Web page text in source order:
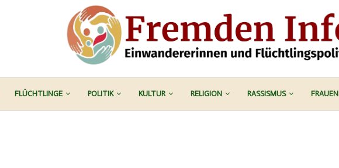
FLÜCHTLINGE POLITIK KULTUR RELIGION RASSISMUS FRAUEN